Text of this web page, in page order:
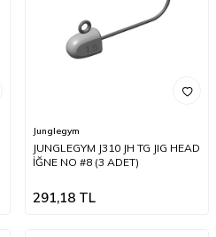
Junglegym
JUNGLEGYM J310 JH TG JIG HEAD
İĞNE NO #8 (3 ADET)
291,18 TL